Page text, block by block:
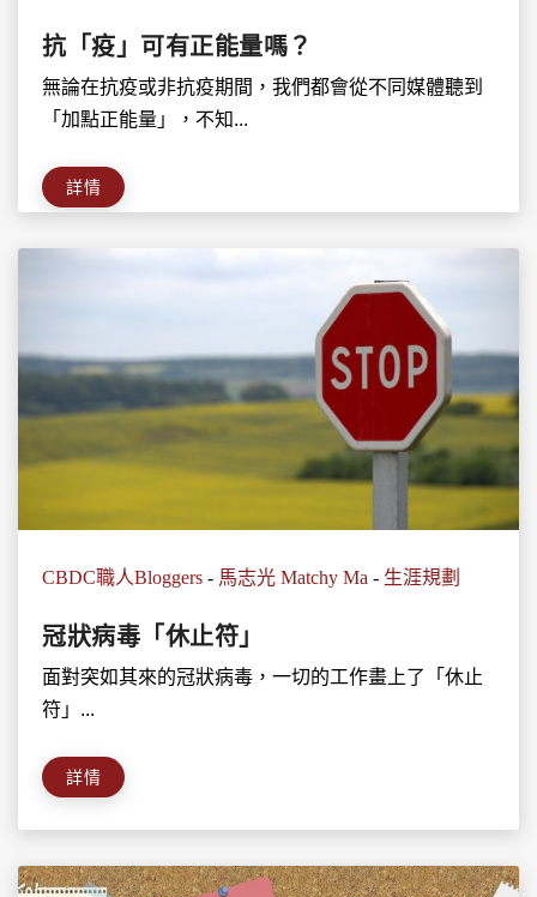
抗「疫」可有正能量嗎？
無論在抗疫或非抗疫期間，我們都會從不同媒體聽到
「加點正能量」，不知...
詳情
CBDC職人Bloggers - 馬志光 Matchy Ma - 生涯規劃
冠狀病毒「休止符」
面對突如其來的冠狀病毒，一切的工作畫上了「休止
符」...
詳情